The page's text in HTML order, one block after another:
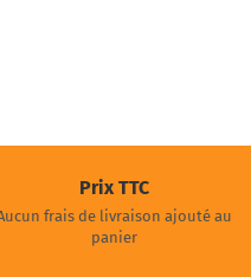
Prix TTC
frais de livraison ajouté au
panier